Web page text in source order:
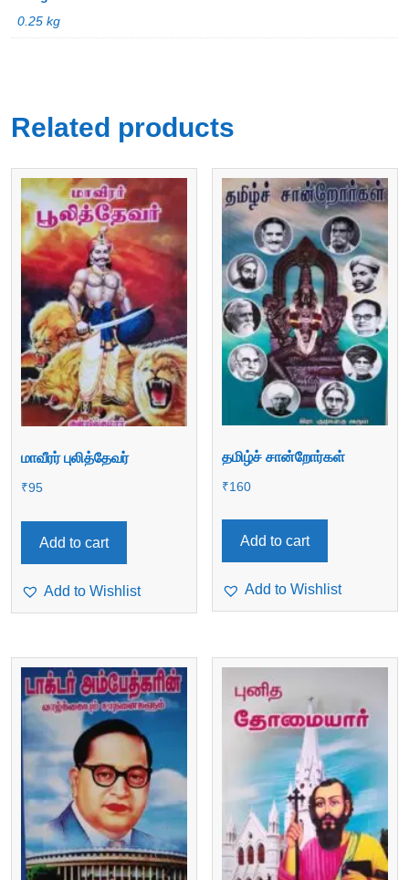
0.25 kg
Related products
மாவீரர் புலித்தேவர்
₹95
Add to cart
Add to Wishlist
தமிழ்ச் சான்றோர்கள்
₹160
Add to cart
Add to Wishlist